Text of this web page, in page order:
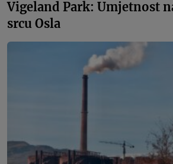
Vigeland Park: Umjetnost
srcu Osla